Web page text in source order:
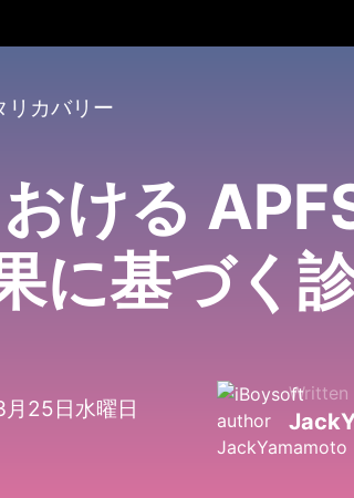
リカバリー
ける
に基づく
25日水曜日
Written